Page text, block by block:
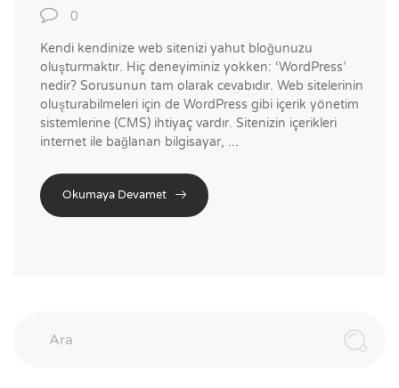
0
Kendi kendinize web sitenizi yahut bloğunuzu
oluşturmaktır. Hiç deneyiminiz yokken: ‘WordPress’
nedir? Sorusunun tam olarak cevabıdır. Web sitelerinin
oluşturabilmeleri için de WordPress gibi içerik yönetim
sistemlerine (CMS) ihtiyaç vardır. Sitenizin içerikleri
internet ile bağlanan bilgisayar, ...
Okumaya Devamet